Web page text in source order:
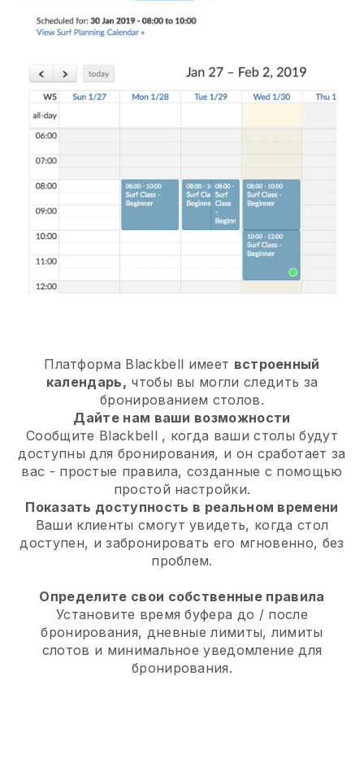
Платформа Blackbell имеет встроенный
календарь, чтобы вы могли следить за
бронированием столов.
Дайте нам ваши возможности
Сообщите Blackbell , когда ваши столы будут
доступны для бронирования, и он сработает за
вас - простые правила, созданные с помощью
простой настройки.
Показать доступность в реальном времени
Ваши клиенты смогут увидеть, когда стол
доступен, и забронировать его мгновенно, без
проблем.
Определите свои собственные правила
Установите время буфера до / после
бронирования, дневные лимиты, лимиты
слотов и минимальное уведомление для
бронирования.